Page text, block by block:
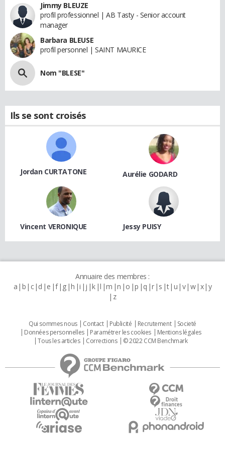
Jimmy BLEUZE
profil professionnel | AB Tasty - Senior account
manager
Barbara BLEUSE
profil personnel | SAINT MAURICE
Nom "BLESE"
Ils se sont croisés
Jordan CURTATONE Aurélie GODARD
Vincent VERONIQUE Jessy PUISY
Annuaire des membres :
a b c d e f g h i j k l m n o p q r s t u v w x y
z
Qui sommes nous Contact Publicité Recrutement
Societé
Données personnelles
Paramétrer les cookies
Mentions légales
Tous les articles
Corrections © 2022 CCM Benchmark